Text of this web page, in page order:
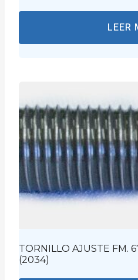
LEER
TORNILLO AJUSTE FM.
(2034)